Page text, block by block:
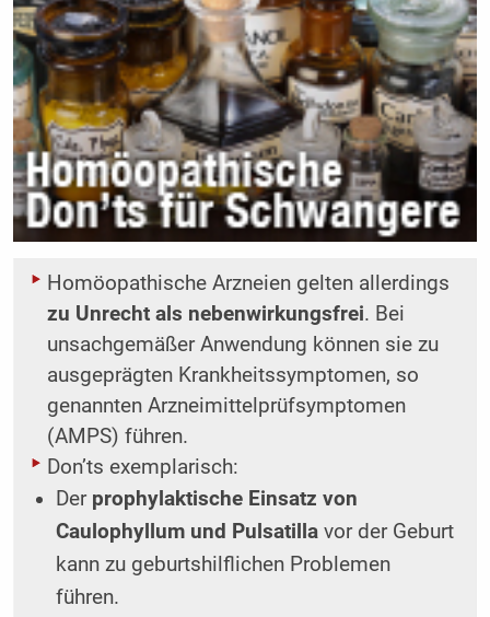
Homöopathische Arzneien gelten allerdings
zu Unrecht als nebenwirkungsfrei. Bei
unsachgemäßer Anwendung können sie zu
ausgeprägten Krankheitssymptomen, so
genannten Arzneimittelprüfsymptomen
(AMPS) führen.
Don’ts exemplarisch:
Der prophylaktische Einsatz von
Caulophyllum und Pulsatilla vor der Geburt
kann zu geburts­hilflichen Problemen
führen.